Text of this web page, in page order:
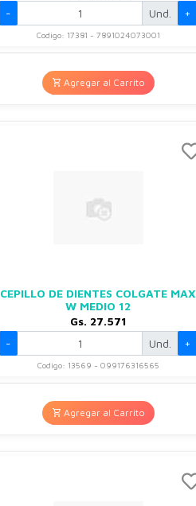
-
Und. +
Codigo: 17381 - 7891024073001
Agregar al Carrito
CEPILLO DE DIENTES COLGATE MAX
W MEDIO 12
Gs. 27.571
-
Und. +
Codigo: 13569 - 099176316565
Agregar al Carrito